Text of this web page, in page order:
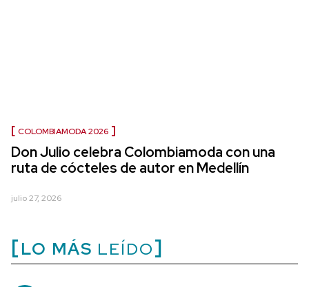
COLOMBIAMODA 2026
Don Julio celebra Colombiamoda con una
ruta de cócteles de autor en Medellín
julio 27, 2026
LO MÁS LEÍDO